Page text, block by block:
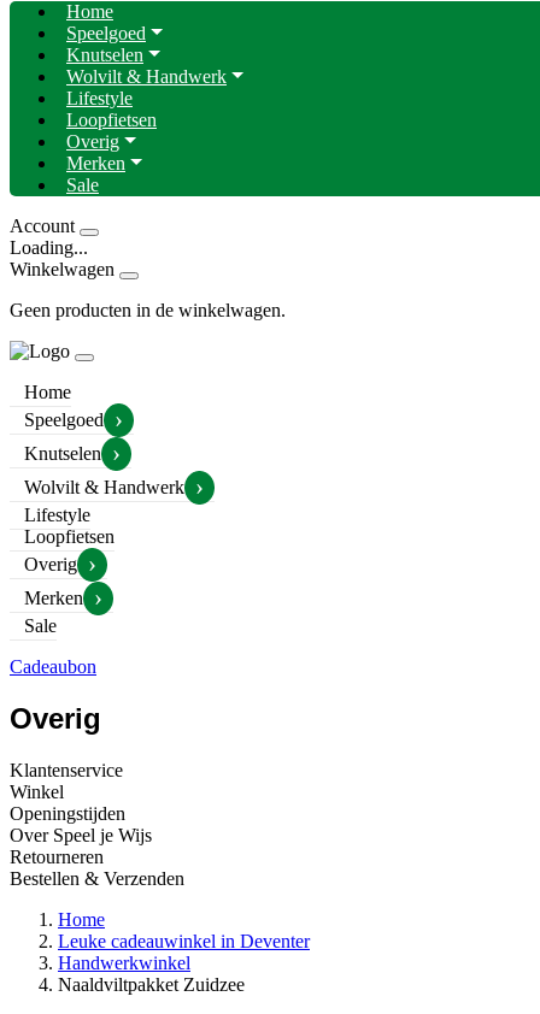
Home
Speelgoed
Knutselen
Wolvilt & Handwerk
Lifestyle
Loopfietsen
Overig
Merken
Sale
Account
Loading...
Winkelwagen
Geen producten in de winkelwagen.
Home
Speelgoed ›
Knutselen ›
Wolvilt & Handwerk ›
Lifestyle
Loopfietsen
Overig ›
Merken ›
Sale
Cadeaubon
Overig
Klantenservice
Winkel
Openingstijden
Over Speel je Wijs
Retourneren
Bestellen & Verzenden
Home
Leuke cadeauwinkel in Deventer
Handwerkwinkel
Naaldviltpakket Zuidzee